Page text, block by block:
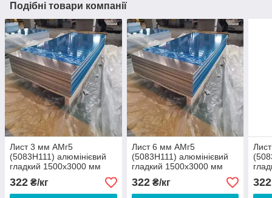
Подібні товари компанії
Лист 3 мм АМг5
(5083Н111) алюмінієвий
гладкий 1500х3000 мм
322 ₴/кг
Лист 6 мм АМг5
(5083Н111) алюмінієвий
гладкий 1500х3000 мм
322₴/кг 322